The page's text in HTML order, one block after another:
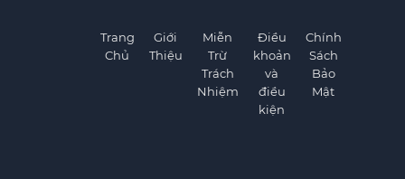
Trang
Chủ
Giới
Thiệu
Miễn
Trừ
Trách
Nhiệm
Điều
khoản
và
điều
kiện
Chính
Sách
Bảo
Mật